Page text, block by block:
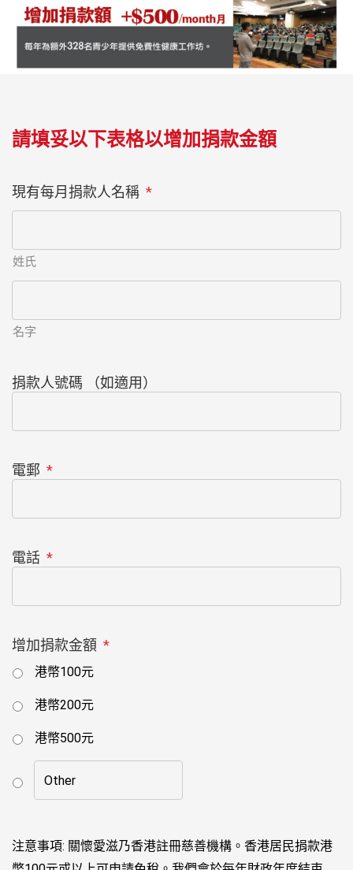
請填妥以下表格以增加捐款金額
現有每月捐款人名稱 *
姓氏
名字
捐款人號碼 （如適用）
電郵 *
電話 *
增加捐款金額 *
港幣100元
港幣200元
港幣500元
注意事項: 關懷愛滋乃香港註冊慈善機構。香港居民捐款港